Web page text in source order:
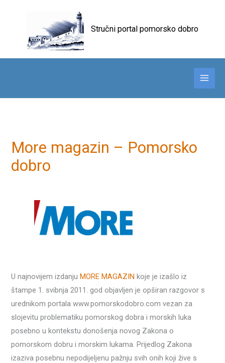
Stručni portal pomorsko dobro
More magazin – Pomorsko
dobro
U najnovijem izdanju MORE MAGAZIN koje je izašlo iz
štampe 1. svibnja 2011. god objavljen je opširan razgovor s
urednikom portala www.pomorskodobro.com vezan za
slojevitu problematiku pomorskog dobra i morskih luka
posebno u kontekstu donošenja novog Zakona o
pomorskom dobru i morskim lukama. Prijedlog Zakona
izaziva posebnu nepodijeljenu pažnju svih onih koji žive s